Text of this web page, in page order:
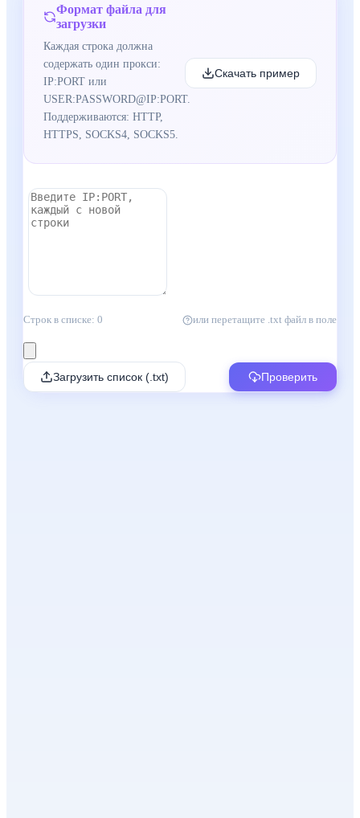
Формат файла для
загрузки
Каждая строка должна
содержать один прокси:
IP:PORT или
USER:PASSWORD@IP:PORT.
Поддерживаются: HTTP,
HTTPS, SOCKS4, SOCKS5.
Скачать пример
Строк в списке: 0 или перетащите .txt файл в поле
Загрузить список (.txt) Проверить